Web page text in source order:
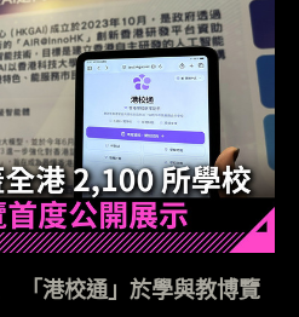
「港校通」於學與教博覽